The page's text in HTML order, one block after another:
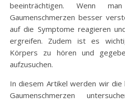
beeinträchtigen. Wenn
Gaumenschmerzen besser
auf die Symptome reagieren
ergreifen. Zudem ist es
Körpers zu hören und
aufzusuchen.
In diesem Artikel werden wir die
Gaumenschmerzen